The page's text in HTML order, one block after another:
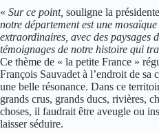
« Sur ce point, souligne la
notre département est une
extraordinaires, avec des paysages
témoignages de notre histoire qui
Ce thème de « la petite France »
François Sauvadet à l’endroit de sa
une belle résonance. Dans ce
grands crus, grands ducs, rivières,
choses, il faudrait être aveugle ou
laisser séduire.